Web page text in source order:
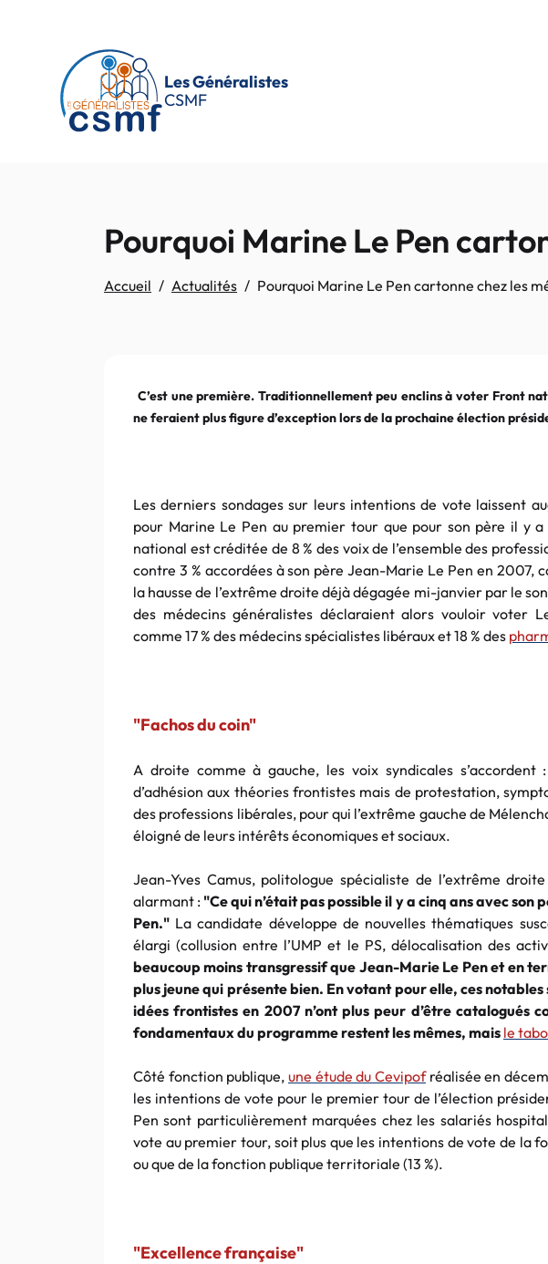
Les Généralistes
CSMF
Pourquoi Marine Le Pen
Accueil Actualités Pourquoi Marine Le Pen cartonne chez les
C’est une première. Traditionnellement peu enclins à voter Front
ne feraient plus figure d’exception lors de la prochaine élection
Les derniers sondages sur leurs intentions de vote laissent
pour Marine Le Pen au premier tour que pour son père il y
national est créditée de 8 % des voix de l’ensemble des
contre 3 % accordées à son père Jean-Marie Le Pen en 2007,
la hausse de l’extrême droite déjà dégagée mi-janvier par le
des médecins généralistes déclaraient alors vouloir voter
comme 17 % des médecins spécialistes libéraux et 18 % des
"Fachos du coin"
A droite comme à gauche, les voix syndicales s’accordent
d’adhésion aux théories frontistes mais de protestation,
des professions libérales, pour qui l’extrême gauche de
éloigné de leurs intérêts économiques et sociaux.
Jean-Yves Camus, politologue spécialiste de l’extrême
alarmant : "Ce qui n’était pas possible il y a cinq ans avec son
Pen." La candidate développe de nouvelles thématiques
élargi (collusion entre l’UMP et le PS, délocalisation des
beaucoup moins transgressif que Jean-Marie Le Pen et en
plus jeune qui présente bien. En votant pour elle, ces
idées frontistes en 2007 n’ont plus peur d’être catalogués
fondamentaux du programme restent les mêmes, mais le
Côté fonction publique, une étude du Cevipofréalisée en
les intentions de vote pour le premier tour de l’élection
Pen sont particulièrement marquées chez les salariés
vote au premier tour, soit plus que les intentions de vote de la
ou que de la fonction publique territoriale (13 %).
"Excellence française"